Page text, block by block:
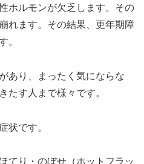
ホルモンが欠乏します。その
れます。その結果、更年期障
。
あり、まったく気にならな
たす人まで様々です。
状です。
てり・のぼせ（ホットフラッ